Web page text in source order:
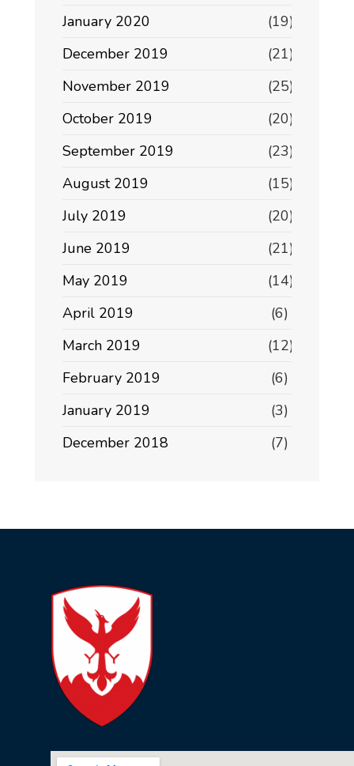
January 2020
(19)
December 2019
(21)
November 2019
(25)
October 2019
(20)
September 2019
(23)
August 2019
(15)
July 2019
(20)
June 2019
(21)
May 2019
(14)
April 2019
(6)
March 2019
(12)
February 2019
(6)
January 2019
(3)
December 2018
(7)